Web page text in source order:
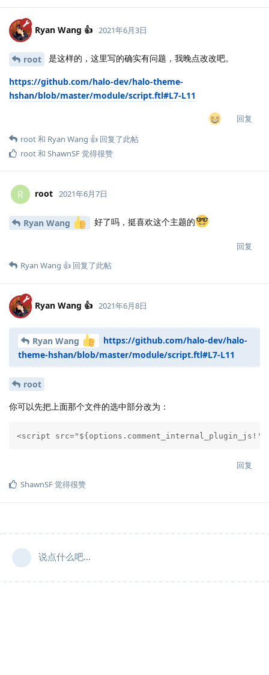
Ryan Wang 👍 2021年6月3日
root 是这样的，这里写的确实有问题，我晚点改改吧。
https://github.com/halo-dev/halo-theme-
hshan/blob/master/module/script.ftl#L7-L11
回复
root和 Ryan Wang 👍 回复了此帖
root和 ShawnSF觉得很赞
R root 2021年6月7日
Ryan Wang 好了吗，挺喜欢这个主题的
回复
Ryan Wang 👍 回复了此帖
Ryan Wang 👍 2021年6月8日
Ryan Wang
https://github.com/halo-dev/halo-
theme-hshan/blob/master/module/script.ftl#L7-L11
root
你可以先把上面那个文件的选中部分改为：
<script
回复
ShawnSF觉得很赞
说点什么吧...